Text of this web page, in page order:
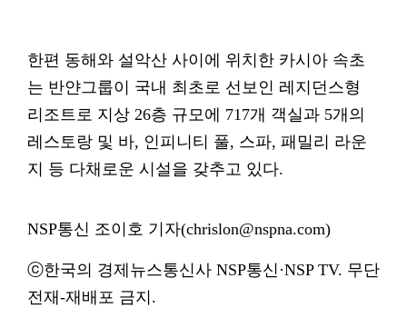
한편 동해와 설악산 사이에 위치한 카시아 속초
는 반얀그룹이 국내 최초로 선보인 레지던스형
리조트로 지상 26층 규모에 717개 객실과 5개의
레스토랑 및 바, 인피니티 풀, 스파, 패밀리 라운
지 등 다채로운 시설을 갖추고 있다.
NSP통신 조이호 기자(chrislon@nspna.com)
ⓒ한국의 경제뉴스통신사 NSP통신·NSP TV. 무단
전재-재배포 금지.